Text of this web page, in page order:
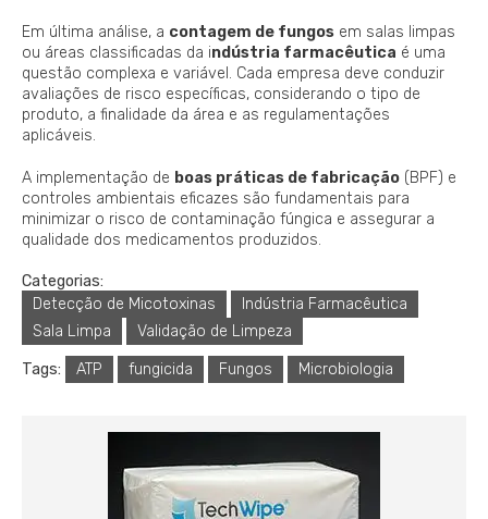
Em última análise, a contagem de fungos em salas limpas
ou áreas classificadas da indústria farmacêutica é uma
questão complexa e variável. Cada empresa deve conduzir
avaliações de risco específicas, considerando o tipo de
produto, a finalidade da área e as regulamentações
aplicáveis.
A implementação de boas práticas de fabricação (BPF) e
controles ambientais eficazes são fundamentais para
minimizar o risco de contaminação fúngica e assegurar a
qualidade dos medicamentos produzidos.
Categorias:
Detecção de Micotoxinas
Indústria Farmacêutica
Sala Limpa
Validação de Limpeza
Tags: ATP fungicida Fungos Microbiologia